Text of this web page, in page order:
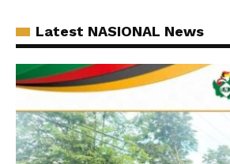
Latest NASIONAL News